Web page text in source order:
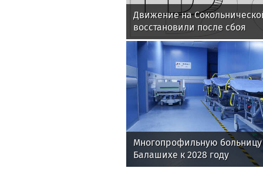
Движение на
восстановили после сбоя
Многопрофильную
Балашихе к 2028 году